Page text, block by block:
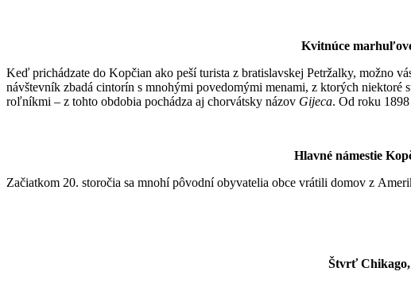
Kvitnúce
Keď prichádzate do Kopčian ako peší turista z bratislavskej Petržalky, možno
návštevník zbadá cintorín s mnohými povedomými menami, z ktorých niektoré
roľníkmi – z tohto obdobia pochádza aj chorvátsky názov Gijeca. Od roku
Hlavné námestie
Začiatkom 20. storočia sa mnohí pôvodní obyvatelia obce vrátili domov z
Štvrť Chikago,